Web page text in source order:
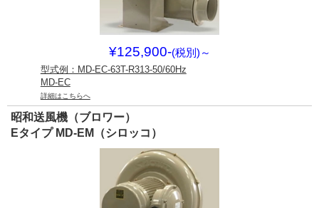
¥125,900-(税別) ～
型式例：MD-EC-63T-R313-50/60Hz
MD-EC
詳細はこちらへ
昭和送風機（ブロワー）
Eタイプ MD-EM（シロッコ）